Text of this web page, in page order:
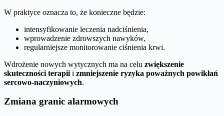
W praktyce oznacza to, że konieczne będzie:
intensyfikowanie leczenia nadciśnienia,
wprowadzenie zdrowszych nawyków,
regularniejsze monitorowanie ciśnienia krwi.
Wdrożenie nowych wytycznych ma na celu zwiększenie
skuteczności terapii i zmniejszenie ryzyka poważnych powikłań
sercowo-naczyniowych.
Zmiana granic alarmowych